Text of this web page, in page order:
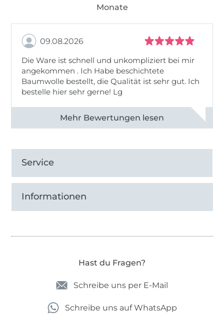
Monate
09.08.2026
Die Ware ist schnell und unkompliziert bei mir
angekommen . Ich Habe beschichtete
Baumwolle bestellt, die Qualität ist sehr gut. Ich
bestelle hier sehr gerne! Lg
Alle 83031 Bewertungen ansehen
Service
Informationen
Hast du Fragen?
Schreibe uns per E-Mail
Schreibe uns auf WhatsApp